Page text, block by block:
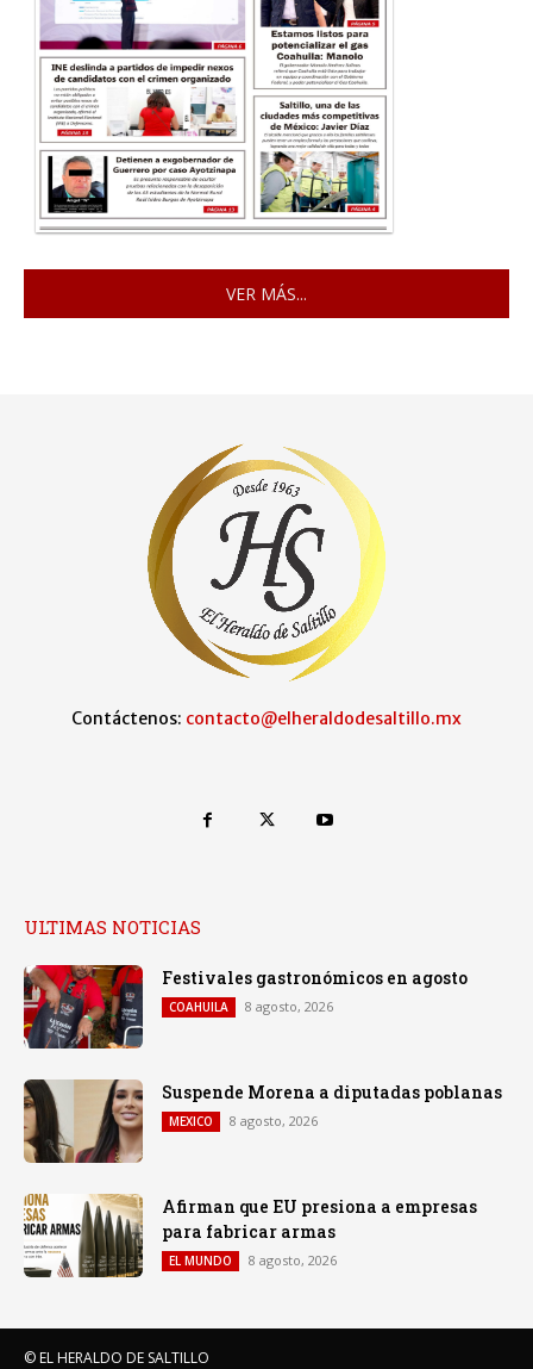
VER MÁS...
Contáctenos: contacto@elheraldodesaltillo.mx
ULTIMAS NOTICIAS
Festivales gastronómicos en agosto
COAHUILA 8 agosto, 2026
Suspende Morena a diputadas poblanas
MEXICO 8 agosto, 2026
Afirman que EU presiona a empresas
para fabricar armas
EL MUNDO 8 agosto, 2026
© EL HERALDO DE SALTILLO